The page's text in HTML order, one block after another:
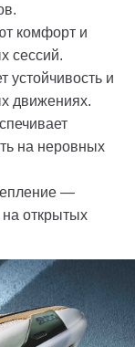
комфорт и
сессий.
устойчивость и
движениях.
на неровных
—
открытых